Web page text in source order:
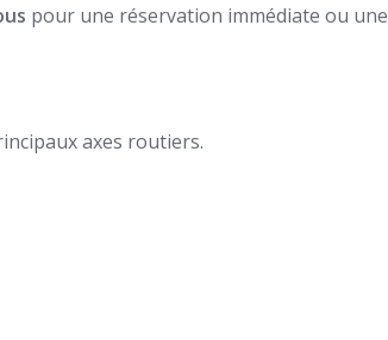
pour une réservation immédiate ou une
axes routiers.